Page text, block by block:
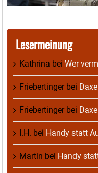
Lesermeinung
Kathrina bei Wer
Friebertingerbei
Friebertingerbei
I.H. bei Handy statt
Martin bei Handy